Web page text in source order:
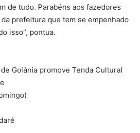
de tudo. Parabéns aos fazedores
prefeitura que tem se empenhado
isso”, pontua.
Goiânia promove Tenda Cultural